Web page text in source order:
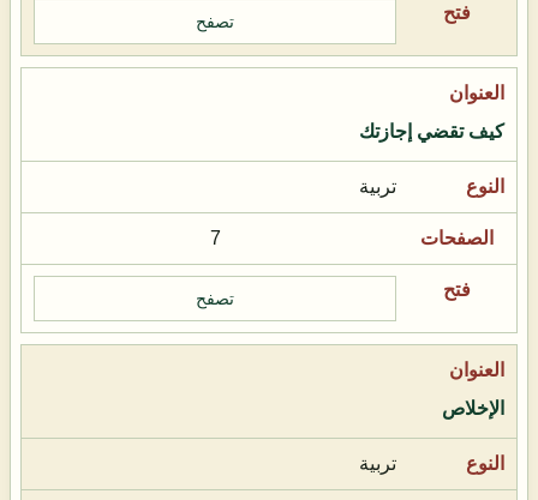
تصفح
كيف تقضي إجازتك
تربية
7
تصفح
الإخلاص
تربية